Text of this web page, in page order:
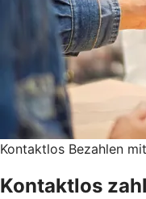
Kontaktlos Bezahlen
Kontaktlos